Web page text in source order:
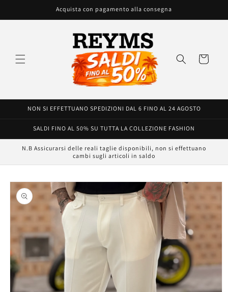
ai contenuti
Acquista con pagamento alla consegna
Carrello
NON SI EFFETTUANO SPEDIZIONI DAL 6 FINO AL 24 AGOSTO
SALDI FINO AL 50% SU TUTTA LA COLLEZIONE FASHION
N.B Assicurarsi delle reali taglie disponibili, non si effettuano
cambi sugli articoli in saldo
Passa alle
informazioni
sul prodotto